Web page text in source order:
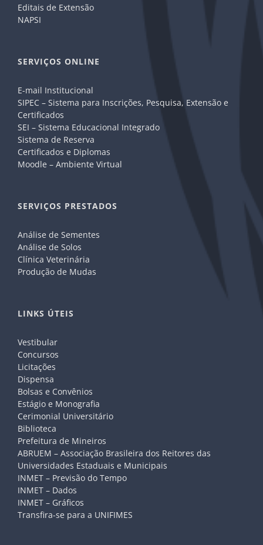
Editais de Extensão
NAPSI
SERVIÇOS ONLINE
E-mail Institucional
SIPEC – Sistema para Inscrições, Pesquisa, Extensão e
Certificados
SEI – Sistema Educacional Integrado
Sistema de Reserva
Certificados e Diplomas
Moodle – Ambiente Virtual
SERVIÇOS PRESTADOS
Análise de Sementes
Análise de Solos
Clínica Veterinária
Produção de Mudas
LINKS ÚTEIS
Vestibular
Concursos
Licitações
Dispensa
Bolsas e Convênios
Estágio e Monografia
Cerimonial Universitário
Biblioteca
Prefeitura de Mineiros
ABRUEM – Associação Brasileira dos Reitores das
Universidades Estaduais e Municipais
INMET – Previsão do Tempo
INMET – Dados
INMET – Gráficos
Transfira-se para a UNIFIMES